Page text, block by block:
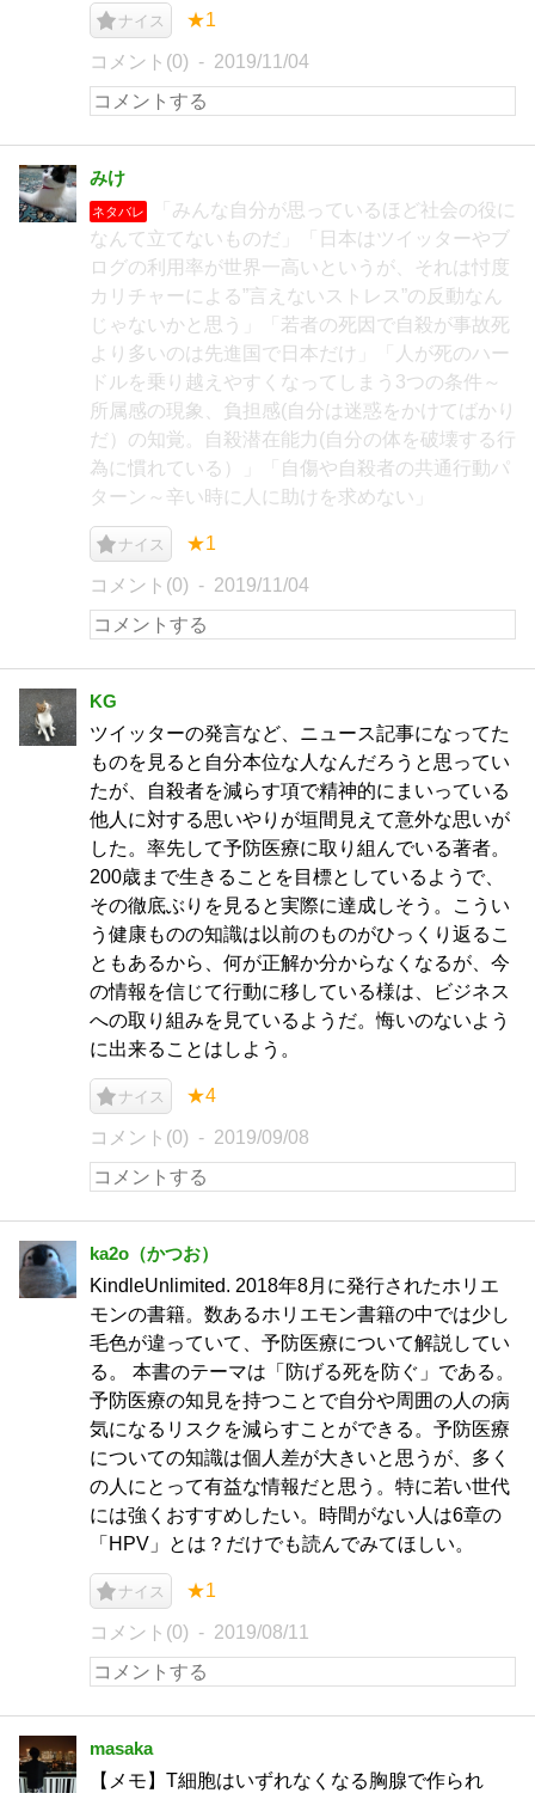
ナイス ★1
コメント(0) 2019/11/04
みけ
ネタバレ
「みんな自分が思っているほど社会の役に
なんて立てないものだ」「日本はツイッターやブ
ログの利用率が世界一高いというが、それは忖度
カリチャーによる”言えないストレス”の反動なん
じゃないかと思う」「若者の死因で自殺が事故死
より多いのは先進国で日本だけ」「人が死のハー
ドルを乗り越えやすくなってしまう3つの条件～
所属感の現象、負担感(自分は迷惑をかけてばかり
だ）の知覚。自殺潜在能力(自分の体を破壊する行
為に慣れている）」「自傷や自殺者の共通行動パ
ターン～辛い時に人に助けを求めない」
ナイス ★1
コメント(0) 2019/11/04
KG
ツイッターの発言など、ニュース記事になってた
ものを見ると自分本位な人なんだろうと思ってい
たが、自殺者を減らす項で精神的にまいっている
他人に対する思いやりが垣間見えて意外な思いが
した。率先して予防医療に取り組んでいる著者。
200歳まで生きることを目標としているようで、
その徹底ぶりを見ると実際に達成しそう。こうい
う健康ものの知識は以前のものがひっくり返るこ
ともあるから、何が正解か分からなくなるが、今
の情報を信じて行動に移している様は、ビジネス
への取り組みを見ているようだ。悔いのないよう
に出来ることはしよう。
ナイス ★4
コメント(0) 2019/09/08
ka2o（かつお）
KindleUnlimited. 2018年8月に発行されたホリエ
モンの書籍。数あるホリエモン書籍の中では少し
毛色が違っていて、予防医療について解説してい
る。 本書のテーマは「防げる死を防ぐ」である。
予防医療の知見を持つことで自分や周囲の人の病
気になるリスクを減らすことができる。予防医療
についての知識は個人差が大きいと思うが、多く
の人にとって有益な情報だと思う。特に若い世代
には強くおすすめしたい。時間がない人は6章の
「HPV」とは？だけでも読んでみてほしい。
ナイス ★1
コメント(0) 2019/08/11
masaka
【メモ】T細胞はいずれなくなる胸腺で作られ